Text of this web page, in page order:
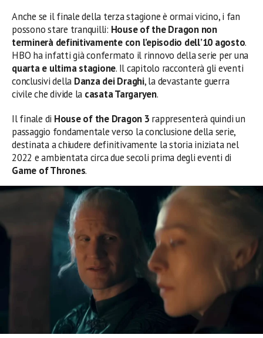
Anche se il finale della terza stagione è ormai vicino, i fan
possono stare tranquilli: House of the Dragon non
terminerà definitivamente con l’episodio dell’10 agosto.
HBO ha infatti già confermato il rinnovo della serie per una
quarta e ultima stagione. Il capitolo racconterà gli eventi
conclusivi della Danza dei Draghi, la devastante guerra
civile che divide la casata Targaryen.
Il finale di House of the Dragon 3 rappresenterà quindi un
passaggio fondamentale verso la conclusione della serie,
destinata a chiudere definitivamente la storia iniziata nel
2022 e ambientata circa due secoli prima degli eventi di
Game of Thrones.